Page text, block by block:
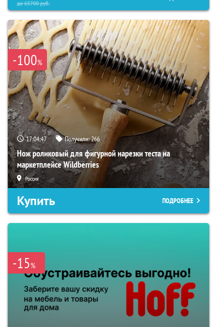
до65700руб.
-100%
17:04:46 Получили:266
Нож роликовый для фигурной нарезки теста на
маркетплейсе Wildberries
Россия
Купить ПОДРОБНЕЕ
-15%